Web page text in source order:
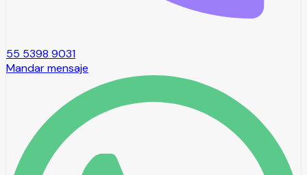
55 5398 9031
Mandar mensaje